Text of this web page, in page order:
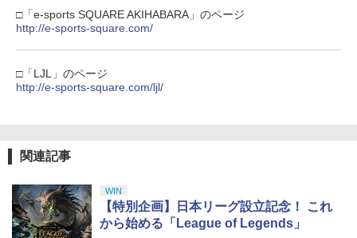
￥18,370
5
【Amazon.co.jp限定】劇場版モノノ怪
巾着＋メーカー特典:【坤と離】二振りの
□「e-sports SQUARE AKIHABARA」のページ
http://e-sports-square.com/
□「LJL」のページ
http://e-sports-square.com/ljl/
関連記事
WIN
【特別企画】日本リーグ設立記念！ これ
から始める「League of Legends」